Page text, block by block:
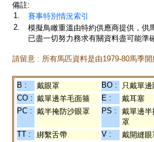
備註:
1.
賽事特別情況索引
2.
模擬鳥瞰重溫由特約供應商提供，供
已盡一切努力務求有關資料盡可能
請留意 : 所有馬匹資料是由1979-80馬季
B : 戴眼罩 BO : 只戴單邊
CO : 戴單邊羊毛面箍 E : 戴耳塞
PC : 戴半掩防沙眼罩 PS :
戴單邊半
罩
TT : 綁繫舌帶 V : 戴開縫眼